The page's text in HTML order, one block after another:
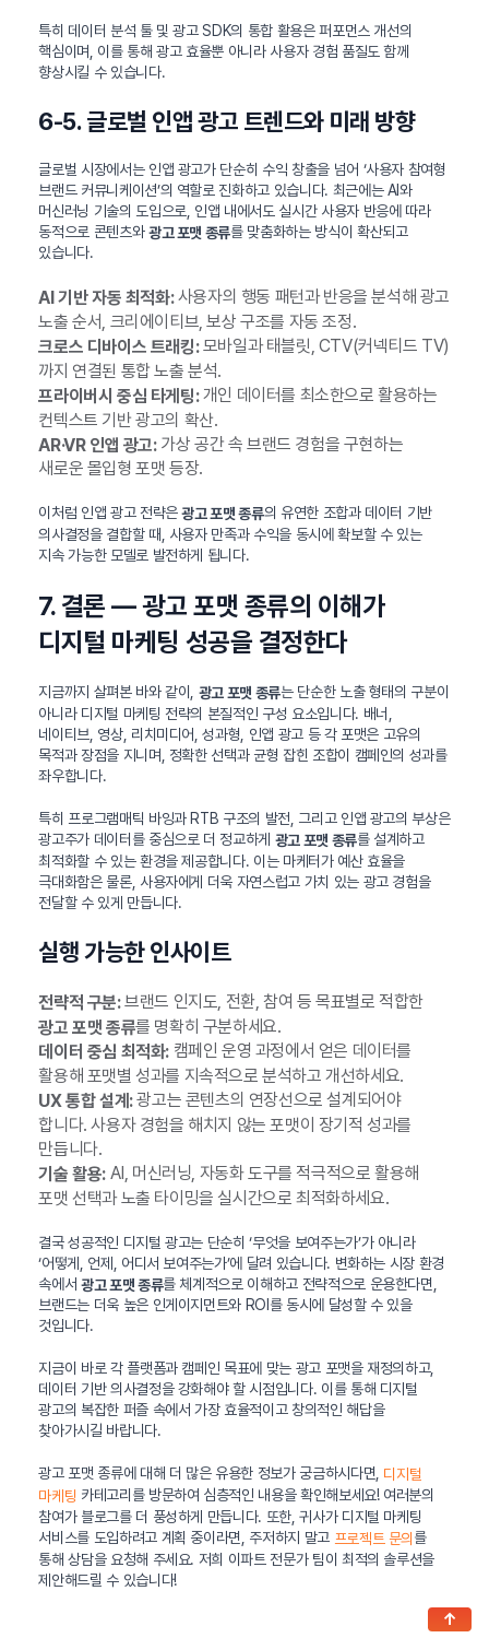
특히 데이터 분석 툴 및 광고 SDK의 통합 활용은 퍼포먼스 개선의
핵심이며, 이를 통해 광고 효율뿐 아니라 사용자 경험 품질도 함께
향상시킬 수 있습니다.
6-5. 글로벌 인앱 광고 트렌드와 미래 방향
글로벌 시장에서는 인앱 광고가 단순히 수익 창출을 넘어 ‘사용자 참여형
브랜드 커뮤니케이션’의 역할로 진화하고 있습니다. 최근에는 AI와
머신러닝 기술의 도입으로, 인앱 내에서도 실시간 사용자 반응에 따라
동적으로 콘텐츠와광고 포맷 종류를 맞춤화하는 방식이 확산되고
있습니다.
AI 기반 자동 최적화:사용자의 행동 패턴과 반응을 분석해 광고
노출 순서, 크리에이티브, 보상 구조를 자동 조정.
크로스 디바이스 트래킹:모바일과 태블릿, CTV(커넥티드 TV)
까지 연결된 통합 노출 분석.
프라이버시 중심 타게팅:개인 데이터를 최소한으로 활용하는
컨텍스트 기반 광고의 확산.
AR·VR 인앱 광고:가상 공간 속 브랜드 경험을 구현하는
새로운 몰입형 포맷 등장.
이처럼 인앱 광고 전략은광고 포맷 종류의 유연한 조합과 데이터 기반
의사결정을 결합할 때, 사용자 만족과 수익을 동시에 확보할 수 있는
지속 가능한 모델로 발전하게 됩니다.
7. 결론 — 광고 포맷 종류의 이해가
디지털 마케팅 성공을 결정한다
지금까지 살펴본 바와 같이, 광고 포맷 종류는 단순한 노출 형태의 구분이
아니라 디지털 마케팅 전략의 본질적인 구성 요소입니다. 배너,
네이티브, 영상, 리치미디어, 성과형, 인앱 광고 등 각 포맷은 고유의
목적과 장점을 지니며, 정확한 선택과 균형 잡힌 조합이 캠페인의 성과를
좌우합니다.
특히 프로그램매틱 바잉과 RTB 구조의 발전, 그리고 인앱 광고의 부상은
광고주가 데이터를 중심으로 더 정교하게 광고 포맷 종류를 설계하고
최적화할 수 있는 환경을 제공합니다. 이는 마케터가 예산 효율을
극대화함은 물론, 사용자에게 더욱 자연스럽고 가치 있는 광고 경험을
전달할 수 있게 만듭니다.
실행 가능한 인사이트
전략적 구분:브랜드 인지도, 전환, 참여 등 목표별로 적합한
광고 포맷 종류를 명확히 구분하세요.
데이터 중심 최적화:캠페인 운영 과정에서 얻은 데이터를
활용해 포맷별 성과를 지속적으로 분석하고 개선하세요.
UX 통합 설계:광고는 콘텐츠의 연장선으로 설계되어야
합니다. 사용자 경험을 해치지 않는 포맷이 장기적 성과를
만듭니다.
기술 활용:AI, 머신러닝, 자동화 도구를 적극적으로 활용해
포맷 선택과 노출 타이밍을 실시간으로 최적화하세요.
결국 성공적인 디지털 광고는 단순히 ‘무엇을 보여주는가’가 아니라
‘어떻게, 언제, 어디서 보여주는가’에 달려 있습니다. 변화하는 시장 환경
속에서 광고 포맷 종류를 체계적으로 이해하고 전략적으로 운용한다면,
브랜드는 더욱 높은 인게이지먼트와 ROI를 동시에 달성할 수 있을
것입니다.
지금이 바로 각 플랫폼과 캠페인 목표에 맞는 광고 포맷을 재정의하고,
데이터 기반 의사결정을 강화해야 할 시점입니다. 이를 통해 디지털
광고의 복잡한 퍼즐 속에서 가장 효율적이고 창의적인 해답을
찾아가시길 바랍니다.
광고 포맷 종류에 대해 더 많은 유용한 정보가 궁금하시다면, 디지털
마케팅 카테고리를 방문하여 심층적인 내용을 확인해보세요! 여러분의
참여가 블로그를 더 풍성하게 만듭니다. 또한, 귀사가 디지털 마케팅
서비스를 도입하려고 계획 중이라면, 주저하지 말고 프로젝트 문의 를
통해 상담을 요청해 주세요. 저희 이파트 전문가 팀이 최적의 솔루션을
제안해드릴 수 있습니다!
↑